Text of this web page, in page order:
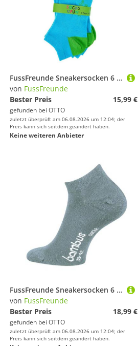
FussFreunde Sneakersocken 6 Paar Kinder Sneaker Socken, GUTE LAUNE FARBEN für Mädchen & Jungen (6 Paar) handgekettelte Naht, leuchtend-kräftige Farben
von FussFreunde
Bester Preis
15,99 €
gefunden bei OTTO
zuletzt überprüft am 06.08.2026 um 12:04; der
Preis kann sich seitdem geändert haben.
Keine weiteren Anbieter
FussFreunde Sneakersocken 6 Paar Bambus Sneakersocken weiche Sneaker Socken atmungsaktiv (6 Paar) Spitze und Ferse verstärkt, handgekettelt
von FussFreunde
Bester Preis
18,99 €
gefunden bei OTTO
zuletzt überprüft am 06.08.2026 um 12:04; der
Preis kann sich seitdem geändert haben.